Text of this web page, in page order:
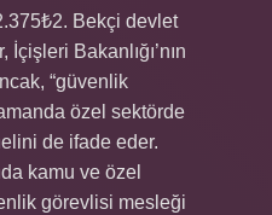
Bekçi devlet
Bakanlığı’nın
“güvenlik
özel sektörde
de ifade eder.
kamu ve özel
görevlisi mesleği